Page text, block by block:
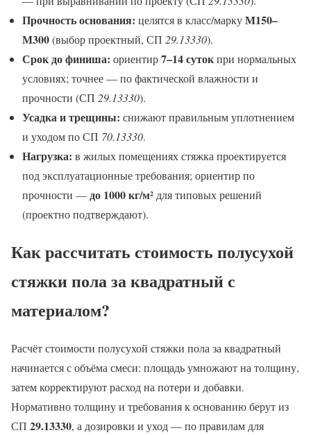
Прочность основания: целятся в класс/маркуМ150–
М300(выбор проектный, СП 29.13330).
Срок до финиша: ориентир7–14 сутокпри нормальных
условиях; точнее — по фактической влажности и
прочности (СП 29.13330).
Усадка и трещины: снижают правильным уплотнением
и уходом по СП 70.13330.
Нагрузка: в жилых помещениях стяжка проектируется
под эксплуатационные требования; ориентир по
прочности — до 1000 кг/м² для типовых решений
(проектно подтверждают).
Как рассчитать стоимость полусухой
стяжки пола за квадратный с
материалом?
Расчёт стоимости полусухой стяжки пола за квадратный
начинается с объёма смеси: площадь умножают на толщину,
затем корректируют расход на потери и добавки.
Нормативно толщину и требования к основанию берут из
СП 29.13330, а дозировки и уход — по правилам для